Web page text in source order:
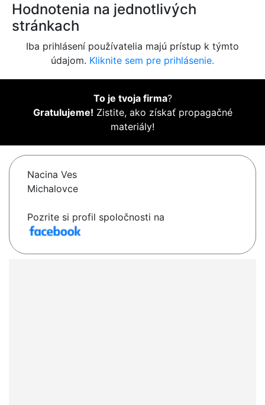
Hodnotenia na jednotlivých
stránkach
Iba prihlásení používatelia majú prístup k týmto
údajom. Kliknite sem pre prihlásenie.
To je tvoja firma?
Gratulujeme! Zistite, ako získať propagačné
materiály!
Nacina Ves
Michalovce
Pozrite si profil spoločnosti na